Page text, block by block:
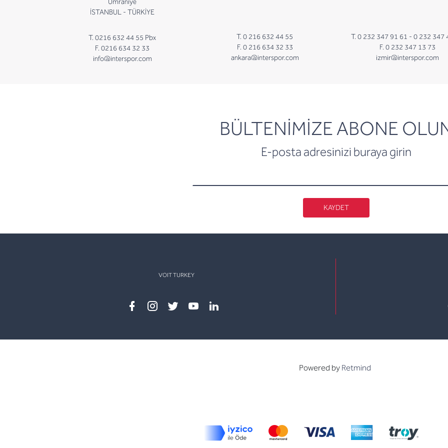
İSTANBUL - TÜRKİYE
T. 0216 632 44 55 Pbx
F. 0216 634 32 33
info@interspor.com
T. 0 216 632 44 55
F. 0 216 634 32 33
ankara@interspor.com
T. 0 232 347 91 61 - 0 232 347
F. 0 232 347 13 73
izmir@interspor.com
BÜLTENİMİZE ABONE
E-posta adresinizi buraya girin
newsletter
KAYDET
VOIT TURKEY
Powered by Retmind